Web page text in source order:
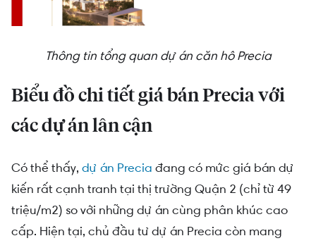
Thông tin tổng quan dự án căn hô Precia
Biểu đồ chi tiết giá bán Precia với
các dự án lân cận
Có thể thấy, dự án Precia đang có mức giá bán dự
kiến rất cạnh tranh tại thị trường Quận 2 (chỉ từ 49
triệu/m2) so với những dự án cùng phân khúc cao
cấp. Hiện tại, chủ đầu tư dự án Precia còn mang